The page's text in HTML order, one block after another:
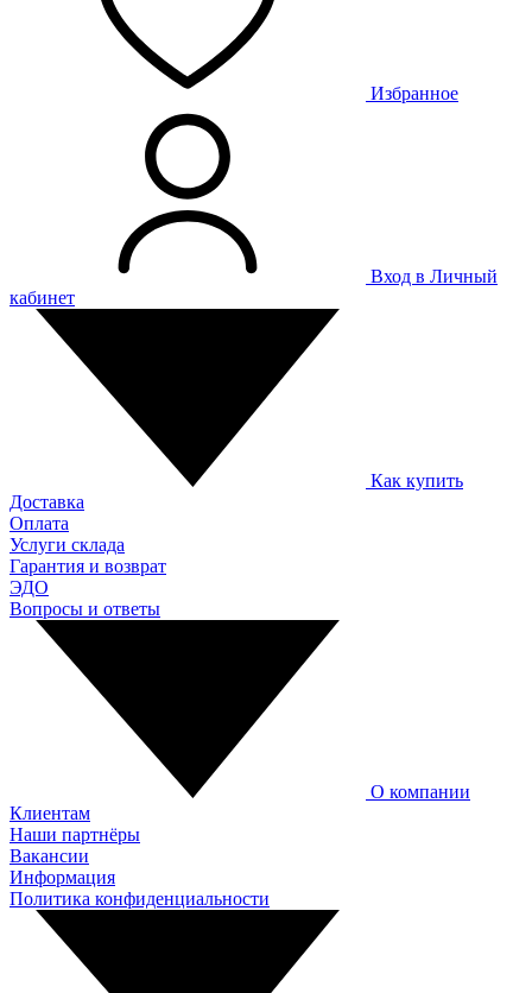
Избранное
Вход в Личный
кабинет
Как купить
Доставка
Оплата
Услуги склада
Гарантия и возврат
ЭДО
Вопросы и ответы
О компании
Клиентам
Наши партнёры
Вакансии
Информация
Политика конфиденциальности